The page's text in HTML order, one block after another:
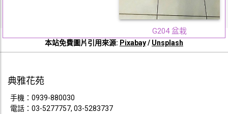
G204 盆栽
本站免費圖片引用來源: Pixabay/ Unsplash
典雅花苑
手機： 0939-880030
電話： 03-5277757, 03-5283737